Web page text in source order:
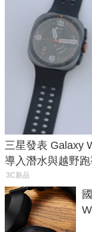
三星發表 Galaxy
導入潛水與越野
3C新品